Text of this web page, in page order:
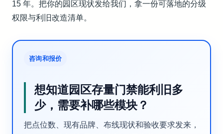
15 年。把你的园区现状发给我们，拿一份可落地的分级
权限与利旧改造清单。
咨询和报价
想知道园区存量门禁能利旧多
少，需要补哪些模块？
把点位数、现有品牌、布线现状和验收要求发来，